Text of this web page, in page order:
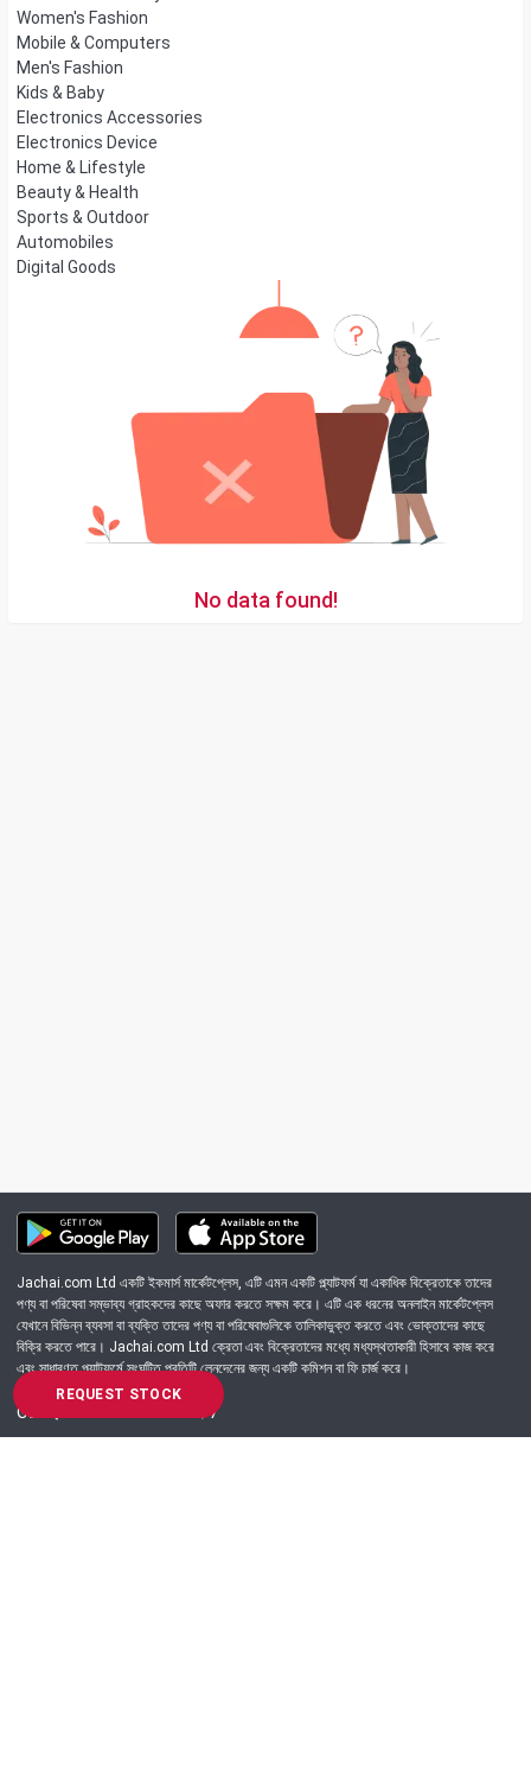
REQUEST STOCK
Women's Fashion
Mobile & Computers
Men's Fashion
Kids & Baby
Electronics Accessories
Electronics Device
Home & Lifestyle
Beauty & Health
Sports & Outdoor
Automobiles
Digital Goods
No data found!
Jachai.com Ltd একটি ইকমার্স মার্কেটপ্লেস, এটি এমন একটি প্ল্যাটফর্ম যা একাধিক বিক্রেতাকে তাদের
পণ্য বা পরিষেবা সম্ভাব্য গ্রাহকদের কাছে অফার করতে সক্ষম করে। এটি এক ধরনের অনলাইন মার্কেটপ্লেস
যেখানে বিভিন্ন ব্যবসা বা ব্যক্তি তাদের পণ্য বা পরিষেবাগুলিকে তালিকাভুক্ত করতে এবং ভোক্তাদের কাছে
বিক্রি করতে পারে। Jachai.com Ltd ক্রেতা এবং বিক্রেতাদের মধ্যে মধ্যস্থতাকারী হিসাবে কাজ করে
এবং সাধারণত প্ল্যাটফর্মে সংঘটিত প্রতিটি লেনদেনের জন্য একটি কমিশন বা ফি চার্জ করে।
Got Question? Call us 24/7